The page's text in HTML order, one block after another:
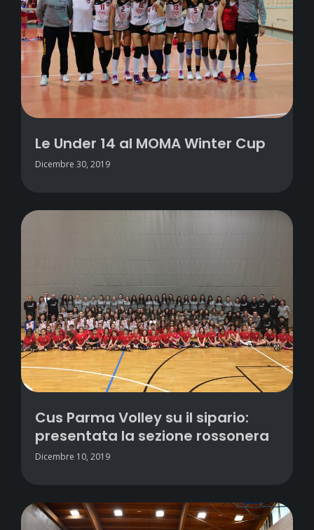
Le Under 14 al MOMA Winter Cup
Dicembre 30, 2019
Cus Parma Volley su il sipario:
presentata la sezione rossonera
Dicembre 10, 2019